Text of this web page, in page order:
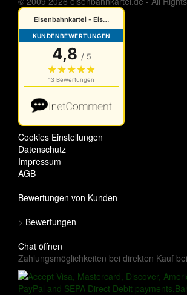
Cookies Einstellungen
Datenschutz
Impressum
AGB
Bewertungen von Kunden
> Bewertungen
Chat öffnen
Zahlungsmöglichkeiten bei direkten Kauf